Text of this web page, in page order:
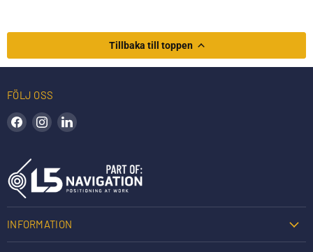
Tillbaka till toppen
FÖLJ OSS
Hitta oss på Facebook
Hitta oss på Instagram
INFORMATION